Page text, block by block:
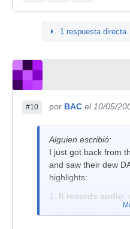
1 respuesta directa
#10 por BAC el 10/05/
Alguien escribió:
I just got back from
and saw their dew
highlights:
1. It records audio
2. Itnatively opens